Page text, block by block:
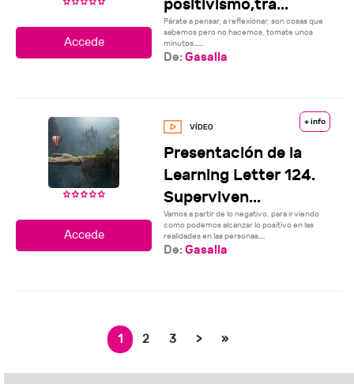
positivismo,tra...
Párate a pensar, a reflexionar, son cosas que
sabemos pero no hacemos, tomate unos
minutos......
De:Gasalla
+ info
Presentación de la
Learning Letter 124.
Superviven...
Vamos a partir de lo negativo, para ir viendo
como podemos alcanzar lo positivo en las
realidades en las personas....
De:Gasalla
1 2 3 > »